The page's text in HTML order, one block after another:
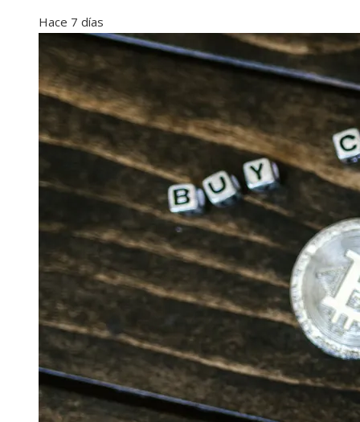
Hace 7 días